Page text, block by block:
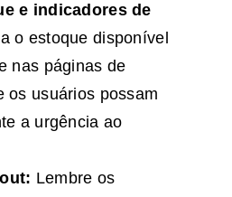
e indicadores de
o estoque disponível
nas páginas de
os usuários possam
a urgência ao
Lembre os